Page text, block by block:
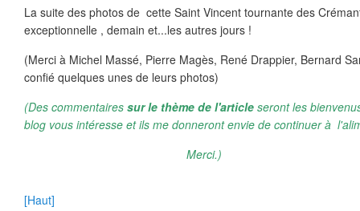
La suite des photos de cette Saint Vincent tournante des
exceptionnelle , demain et...les autres jours !
(Merci à Michel Massé, Pierre Magès, René Drappier, Bernard
confié quelques unes de leurs photos)
(Des commentaires sur le thème de l'article seront les
blog vous intéresse et ils me donneront envie de continuer à
Merci.)
[Haut]